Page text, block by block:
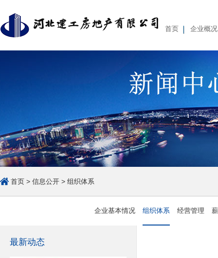
首页
企业概况
企业基本情况
首页 > 信息公开 > 组织体系
企业基本情况 组织体系 经营管理
最新动态